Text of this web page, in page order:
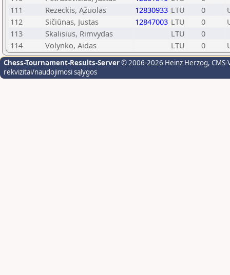
111
Rezeckis, Ąžuolas 12830933 LTU 0
112
Sičiūnas, Justas 12847003 LTU 0
113
Skalisius, Rimvydas LTU
0
114
Volynko, Aidas LTU 0
Chess-Tournament-Results-Server© 2006-2026 Heinz Herzog,
rekvizitai/naudojimosi sąlygos